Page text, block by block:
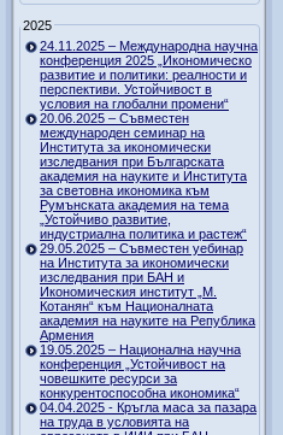
2025
24.11.2025 – Международна научна
конференция 2025 „Икономическо
развитие и политики: реалности и
перспективи. Устойчивост в
условия на глобални промени“
20.06.2025 – Съвместен
международен семинар на
Института за икономически
изследвания при Българската
академия на науките и Института
за световна икономика към
Румънската академия на тема
„Устойчиво развитие,
индустриална политика и растеж“
29.05.2025 – Съвместен уебинар
на Института за икономически
изследвания при БАН и
Икономическия институт „М.
Котанян“ към Националната
академия на науките на Република
Армения
19.05.2025 – Национална научна
конференция „Устойчивост на
човешките ресурси за
конкурентоспособна икономика“
04.04.2025 - Кръгла маса за пазара
на труда в условията на